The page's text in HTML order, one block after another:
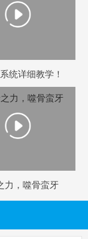
统详细教学！
力，噬骨蛮牙